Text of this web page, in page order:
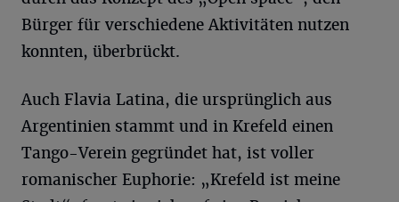
Bürger für verschiedene Aktivitäten nutzen
konnten, überbrückt.
Auch Flavia Latina, die ursprünglich aus
Argentinien stammt und in Krefeld einen
Tango-Verein gegründet hat, ist voller
romanischer Euphorie: „Krefeld ist meine